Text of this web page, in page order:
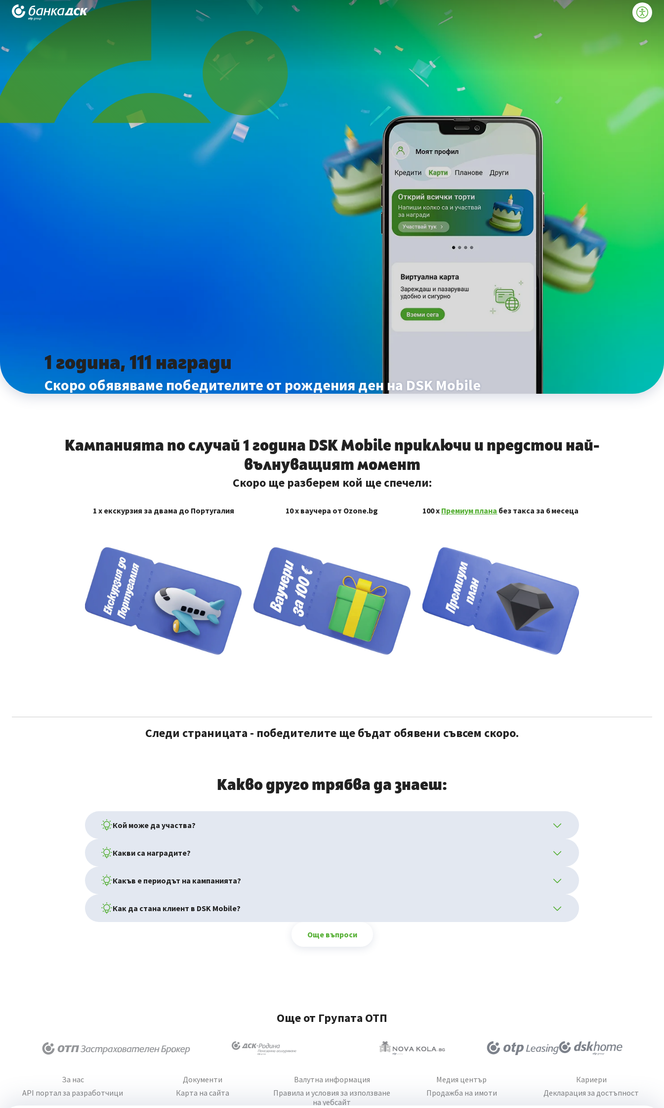
1 година, 111 награди
Скоро обявяваме победителите от рождения ден на DSK Mobile
Кампанията по случай 1 година DSK Mobile приключи и предстои най-
вълнуващият момент
Скоро ще разберем кой ще спечели:
1 х екскурзия за двама до Португалия 10 х ваучера от Ozone.bg 100 x Премиум плана без такса за 6 месеца
Следи страницата - победителите ще бъдат обявени съвсем скоро.
Какво друго трябва да знаеш:
Кой може да участва?
Какви са наградите?
Какъв е периодът на кампанията?
Как да стана клиент в DSK Mobile?
Още въпроси
Още от Групата ОТП
За нас
API портал за разработчици
Документи
Карта на сайта
Валутна информация
Правила и условия за използване
на уебсайт
Медия център
Продажба на имоти
Кариери
Декларация за достъпност